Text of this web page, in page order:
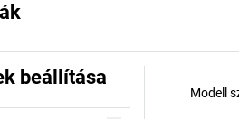
beállítása
Modell